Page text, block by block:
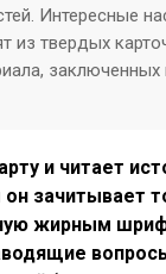
Интересные
из твердых
и читает
зачитывает
жирным